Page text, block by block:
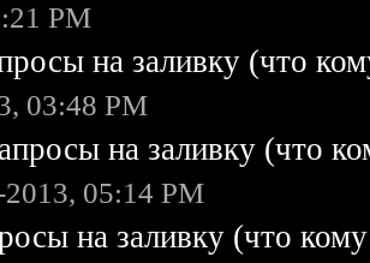
PM
на заливку (что
03:48 PM
на заливку (что
2013, 05:14 PM
на заливку (что